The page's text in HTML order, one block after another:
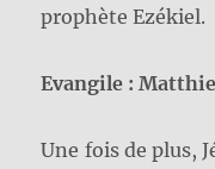
prophète Ezékiel.
Evangile :
Une fois de plus,